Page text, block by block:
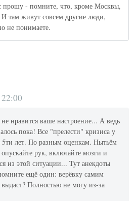
прошу - помните, что, кроме Москвы,
И там живут совсем другие люди,
не понимаете.
нравится ваше настроение... А ведь
пока! Все "прелести" кризиса у
5ти лет. По разным оценкам. Нытьём
рук, включайте мозги и
из этой ситуации... Тут анекдоты
ещё один: верёвку самим
Полностью не могу из-за